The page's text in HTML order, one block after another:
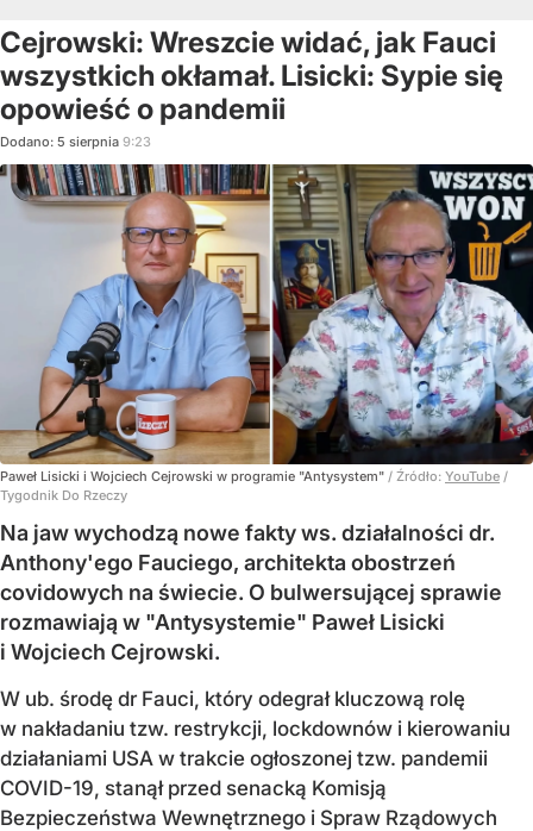
Cejrowski: Wreszcie widać, jak Fauci
wszystkich okłamał. Lisicki: Sypie się
opowieść o pandemii
Dodano: 5 sierpnia 9:23
Paweł Lisicki i Wojciech Cejrowski w programie "Antysystem" / Źródło: YouTube /
Tygodnik Do Rzeczy
Na jaw wychodzą nowe fakty ws. działalności dr.
Anthony'ego Fauciego, architekta obostrzeń
covidowych na świecie. O bulwersującej sprawie
rozmawiają w "Antysystemie" Paweł Lisicki
i Wojciech Cejrowski.
W ub. środę dr Fauci, który odegrał kluczową rolę
w nakładaniu tzw. restrykcji, lockdownów i kierowaniu
działaniami USA w trakcie ogłoszonej tzw. pandemii
COVID-19, stanął przed senacką Komisją
Bezpieczeństwa Wewnętrznego i Spraw Rządowych